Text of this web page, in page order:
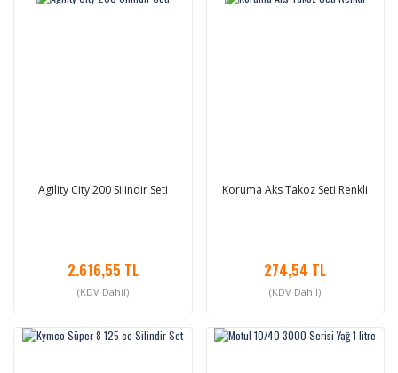
Agility City 200 Silindir Seti
2.616,55 TL
(KDV Dahil)
Koruma Aks Takoz Seti Renkli
274,54 TL
(KDV Dahil)